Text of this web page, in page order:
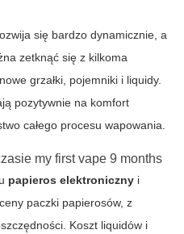
się bardzo dynamicznie, a
zetknąć się z kilkoma
grzałki, pojemniki i liquidy.
pozytywnie na komfort
całego procesu wapowania.
my first vape 9 months
papieros elektroniczny i
paczki papierosów, z
Koszt liquidów i